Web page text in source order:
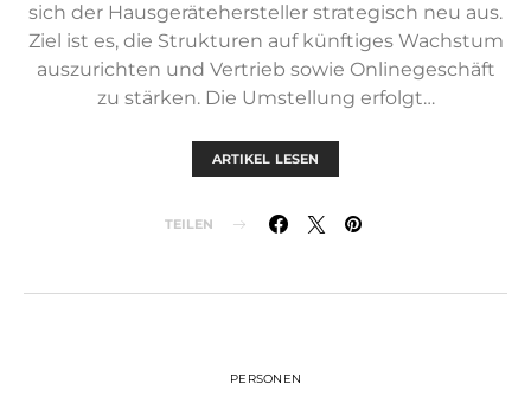
sich der Hausgerätehersteller strategisch neu aus.
Ziel ist es, die Strukturen auf künftiges Wachstum
auszurichten und Vertrieb sowie Onlinegeschäft
zu stärken. Die Umstellung erfolgt…
ARTIKEL LESEN
TEILEN
PERSONEN